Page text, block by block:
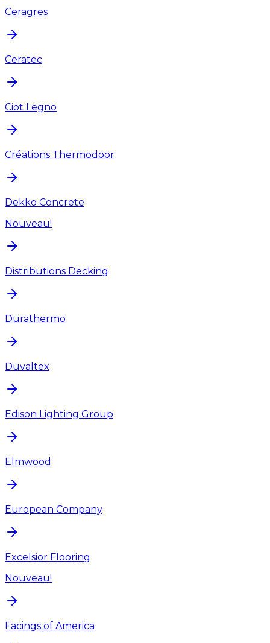
Ceragres
Ceratec
Ciot Legno
Créations Thermodoor
Dekko Concrete
Nouveau!
Distributions Decking
Durathermo
Duvaltex
Edison Lighting Group
Elmwood
European Company
Excelsior Flooring
Nouveau!
Facings of America